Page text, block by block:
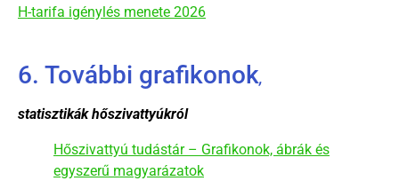
H-tarifa igénylés menete 2026
6. További grafikonok,
statisztikák hőszivattyúkról
Hőszivattyú tudástár – Grafikonok, ábrák és
egyszerű magyarázatok